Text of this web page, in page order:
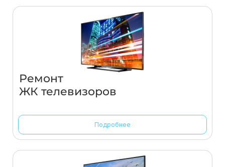
Ремонт
ЖК телевизоров
Подробнее